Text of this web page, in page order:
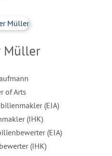
Müller
of Arts
(EIA)
(IHK)
(EIA)
(IHK)